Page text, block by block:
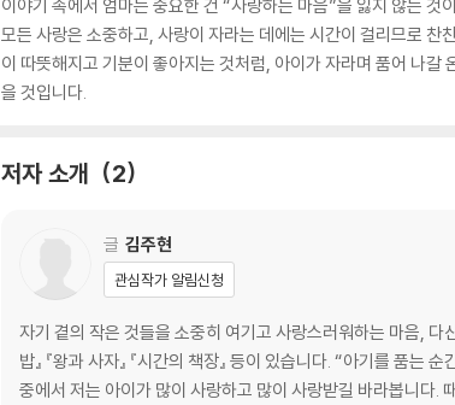
이야기 속에서 엄마는 중요한 건 “사랑하는 마음”을 잃지 않는
모든 사랑은 소중하고, 사랑이 자라는 데에는 시간이 걸리므로 찬
이 따뜻해지고 기분이 좋아지는 것처럼, 아이가 자라며 품어 나
을 것입니다.
저자 소개 2
글 김주현
관심작가 알림신청
자기 곁의 작은 것들을 소중히 여기고 사랑스러워하는 마음, 다
밥』 『왕과 사자』 『시간의 책장』 등이 있습니다. “아기를 품
중에서 저는 아이가 많이 사랑하고 많이 사랑받길 바라봅니다.